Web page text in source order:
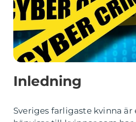
Inledning
Sveriges farligaste kvinna